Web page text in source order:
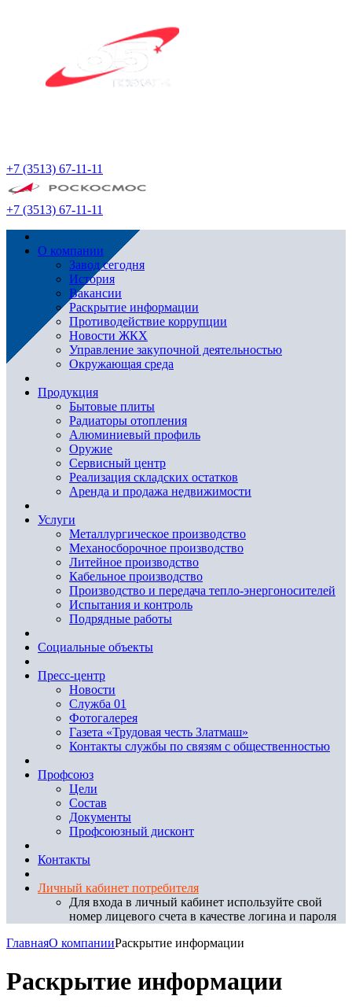
+7 (3513) 67-11-11
+7 (3513) 67-11-11
О компании
Завод сегодня
История
Вакансии
Раскрытие информации
Противодействие коррупции
Новости ЖКХ
Управление закупочной деятельностью
Окружающая среда
Продукция
Бытовые плиты
Радиаторы отопления
Алюминиевый профиль
Оружие
Сервисный центр
Реализация складских остатков
Аренда и продажа недвижимости
Услуги
Металлургическое производство
Механосборочное производство
Литейное производство
Кабельное производство
Производство и передача тепло-энергоносителей
Испытания и контроль
Подрядные работы
Социальные объекты
Пресс-центр
Новости
Служба 01
Фотогалерея
Газета «Трудовая честь Златмаш»
Контакты службы по связям с общественностью
Профсоюз
Цели
Состав
Документы
Профсоюзный дисконт
Контакты
Личный кабинет потребителя
Для входа в личный кабинет используйте свой
номер лицевого счета в качестве логина и пароля
ГлавнаяО компанииРаскрытие информации
Раскрытие информации